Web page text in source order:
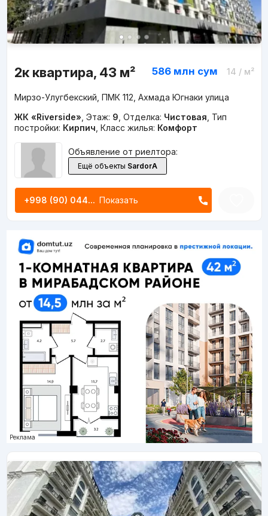
2к квартира, 43 м² 586 млн сум 14 / м²
Мирзо-Улугбекский, ПМК 112, Ахмада Югнаки улица
ЖК «Riverside» Этаж: 9 Отделка: Чистовая Тип
постройки: Кирпич Класс жилья: Комфорт
Объявление от риелтора:
Ещё объекты SardorA
+998 (90) 044... Показать
Реклама